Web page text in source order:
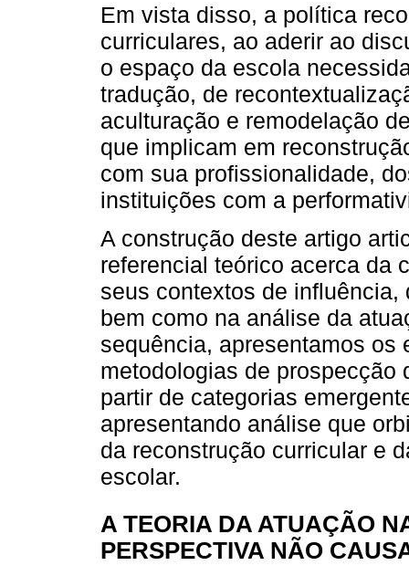
Em vista disso, a política
curriculares, ao aderir ao
o espaço da escola
tradução, de
aculturação e remodelação
que implicam em
com sua profissionalidade,
instituições com a
A construção deste artigo
referencial teórico acerca da
seus contextos de
bem como na análise da
sequência, apresentamos os
metodologias de prospecção
partir de categorias
apresentando análise que
da reconstrução curricular e
escolar.
A TEORIA DA ATUAÇÃO
PERSPECTIVA NÃO